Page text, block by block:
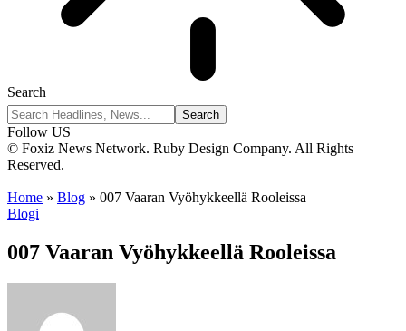
Search
Follow US
© Foxiz News Network. Ruby Design Company. All Rights
Reserved.
Home » Blog » 007 Vaaran Vyöhykkeellä Rooleissa
Blogi
007 Vaaran Vyöhykkeellä Rooleissa